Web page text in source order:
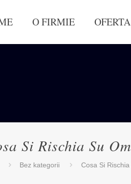
O FIRMIE OFERTA
Si Rischia Su
Bez kategorii Cosa Si